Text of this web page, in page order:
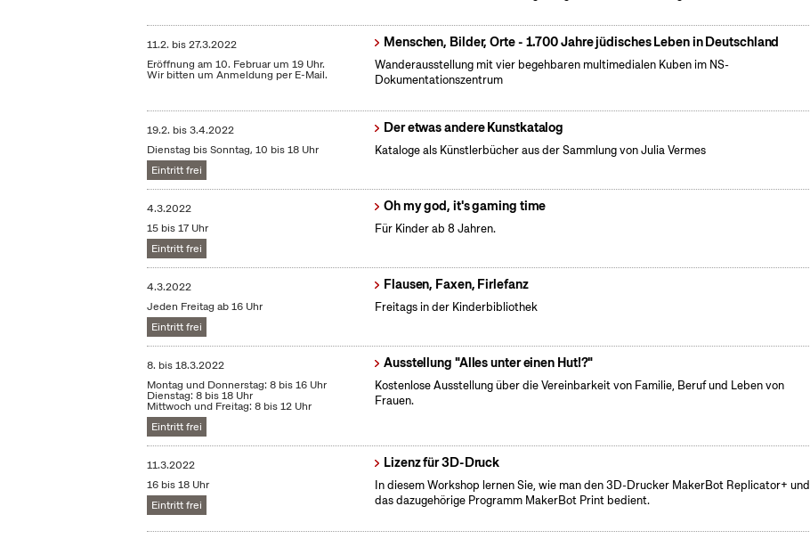
11.2. bis27.3.2022
Eröffnung am 10. Februar um 19 Uhr.
Wir bitten um Anmeldung per E-Mail.
Menschen, Bilder, Orte - 1.700 Jahre jüdisches Leben in Deutschland
Wanderausstellung mit vier begehbaren multimedialen Kuben im NS-
Dokumentationszentrum
19.2. bis3.4.2022
Dienstag bis Sonntag, 10 bis 18 Uhr
Eintritt frei
Der etwas andere Kunstkatalog
Kataloge als Künstlerbücher aus der Sammlung von Julia Vermes
4.3.2022
15 bis 17 Uhr
Eintritt frei
Oh my god, it's gaming time
Für Kinder ab 8 Jahren.
4.3.2022
Jeden Freitag ab 16 Uhr
Eintritt frei
Flausen, Faxen, Firlefanz
Freitags in der Kinderbibliothek
8. bis18.3.2022
Montag und Donnerstag: 8 bis 16 Uhr
Dienstag: 8 bis 18 Uhr
Mittwoch und Freitag: 8 bis 12 Uhr
Eintritt frei
Ausstellung "Alles unter einen Hut!?"
Kostenlose Ausstellung über die Vereinbarkeit von Familie, Beruf und Leben von
Frauen.
11.3.2022
16 bis 18 Uhr
Eintritt frei
Lizenz für 3D-Druck
In diesem Workshop lernen Sie, wie man den 3D-Drucker MakerBot Replicator+ und
das dazugehörige Programm MakerBot Print bedient.